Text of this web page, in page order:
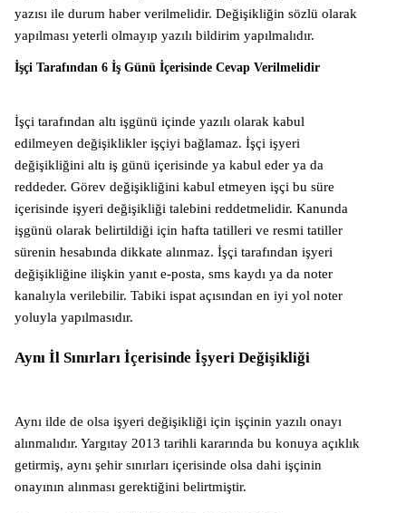
yazısı ile durum haber verilmelidir. Değişikliğin sözlü olarak
yapılması yeterli olmayıp yazılı bildirim yapılmalıdır.
İşçi Tarafından 6 İş Günü İçerisinde Cevap Verilmelidir
İşçi tarafından altı işgünü içinde yazılı olarak kabul
edilmeyen değişiklikler işçiyi bağlamaz. İşçi işyeri
değişikliğini altı iş günü içerisinde ya kabul eder ya da
reddeder. Görev değişikliğini kabul etmeyen işçi bu süre
içerisinde işyeri değişikliği talebini reddetmelidir. Kanunda
işgünü olarak belirtildiği için hafta tatilleri ve resmi tatiller
sürenin hesabında dikkate alınmaz. İşçi tarafından işyeri
değişikliğine ilişkin yanıt e-posta, sms kaydı ya da noter
kanalıyla verilebilir. Tabiki ispat açısından en iyi yol noter
yoluyla yapılmasıdır.
Aynı İl Sınırları İçerisinde İşyeri Değişikliği
Aynı ilde de olsa işyeri değişikliği için işçinin yazılı onayı
alınmalıdır. Yargıtay 2013 tarihli kararında bu konuya açıklık
getirmiş, aynı şehir sınırları içerisinde olsa dahi işçinin
onayının alınması gerektiğini belirtmiştir.